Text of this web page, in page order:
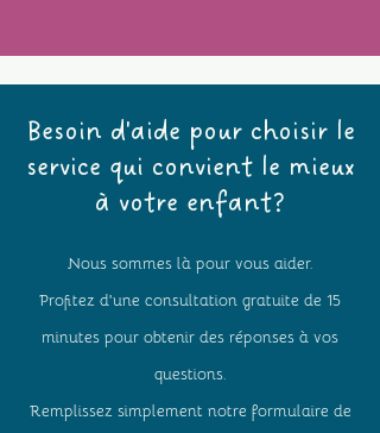
Besoin d'aide pour choisir le
service qui convient le mieux
à votre enfant?
Nous sommes là pour vous aider.
Profitez d’une consultation gratuite de 15
minutes pour obtenir des réponses à vos
questions.
Remplissez simplement notre formulaire de